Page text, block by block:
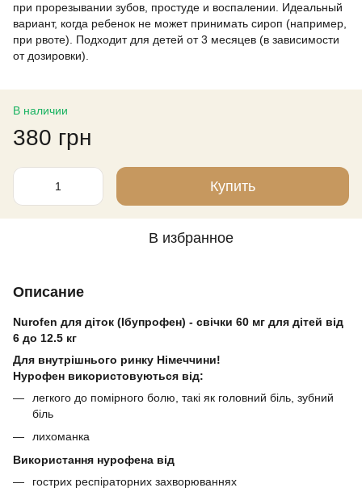
при прорезывании зубов, простуде и воспалении. Идеальный
вариант, когда ребенок не может принимать сироп (например,
при рвоте). Подходит для детей от 3 месяцев (в зависимости
от дозировки).
В наличии
380 грн
Купить
В избранное
Описание
Nurofen для діток (Ібупрофен) - свічки 60 мг для дітей від
6 до 12.5 кг
Для внутрішнього ринку Німеччини!
Нурофен використовуються від:
легкого до помірного болю, такі як головний біль, зубний
біль
лихоманка
Використання нурофена від
гострих респіраторних захворюваннях